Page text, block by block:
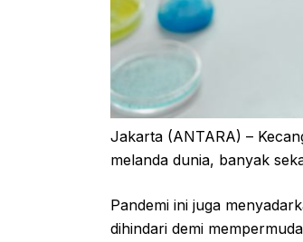
Jakarta (ANTARA) –
melanda dunia, banyak
Pandemi ini juga
dihindari demi